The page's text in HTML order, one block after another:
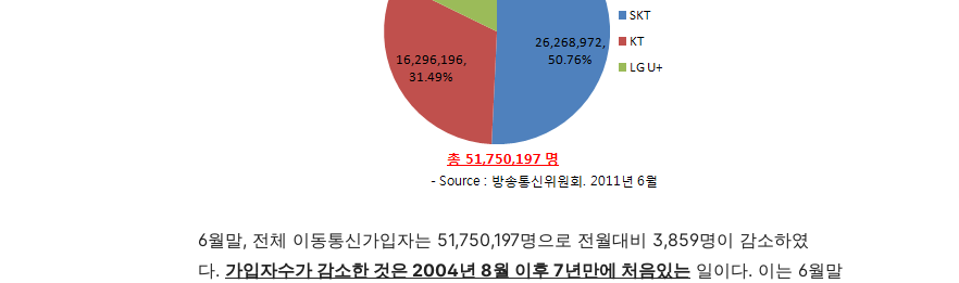
6월말, 전체 이동통신가입자는 51,750,197명으로 전월대비 3,859명이 감소하였
다. 가입자수가 감소한 것은 2004년 8월 이후 7년만에 처음있는 일이다. 이는 6월말